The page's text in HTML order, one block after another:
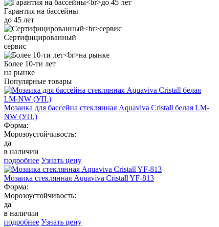
Гарантия на бассейны
до 45 лет
Сертифицированный
сервис
Более 10-ти лет
на рынке
Популярные товары
Мозаика для бассейна стеклянная Aquaviva Сristall белая LM-
NW (УП.)
Форма:
Морозоустойчивость:
да
в наличии
подробнее Узнать цену
Мозаика стеклянная Aquaviva Сristall YF-813
Форма:
Морозоустойчивость:
да
в наличии
подробнее Узнать цену